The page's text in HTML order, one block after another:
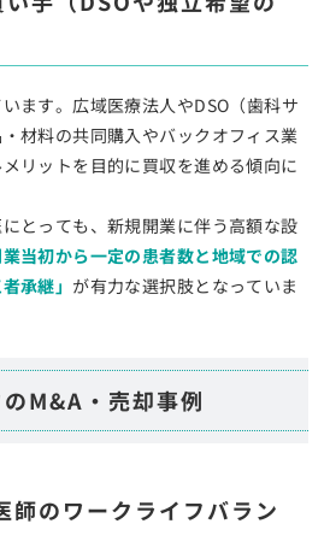
ます。広域医療法人やDSO（歯科サ
材料の共同購入やバックオフィス業
リットを目的に買収を進める傾向に
とっても、新規開業に伴う高額な設
当初から一定の患者数と地域での認
承継」 が有力な選択肢となっていま
M&A・売却事例
師のワークライフバラン